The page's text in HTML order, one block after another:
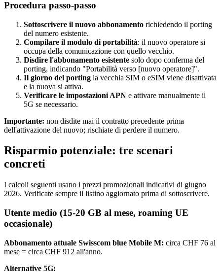
Procedura passo-passo
Sottoscrivere il nuovo abbonamento richiedendo il porting
del numero esistente.
Compilare il modulo di portabilità: il nuovo operatore si
occupa della comunicazione con quello vecchio.
Disdire l'abbonamento esistente solo dopo conferma del
porting, indicando "Portabilità verso [nuovo operatore]".
Il giorno del porting la vecchia SIM o eSIM viene disattivata
e la nuova si attiva.
Verificare le impostazioni APN e attivare manualmente il
5G se necessario.
Importante: non disdite mai il contratto precedente prima
dell'attivazione del nuovo; rischiate di perdere il numero.
Risparmio potenziale: tre scenari
concreti
I calcoli seguenti usano i prezzi promozionali indicativi di giugno
2026. Verificate sempre il listino aggiornato prima di sottoscrivere.
Utente medio (15-20 GB al mese, roaming UE
occasionale)
Abbonamento attuale Swisscom blue Mobile M: circa CHF 76 al
mese = circa CHF 912 all'anno.
Alternative 5G: